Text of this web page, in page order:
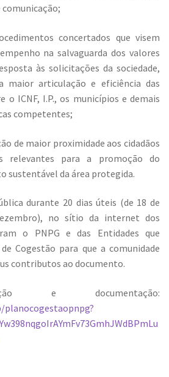
concertados que visem
na salvaguarda dos valores
às solicitações da sociedade,
maior articulação e eficiência das
o ICNF, I.P., os municípios e demais
competentes;
de maior proximidade aos cidadãos
relevantes para a promoção do
sustentável da área protegida.
durante 20 dias úteis (de 18 de
no sítio da internet dos
o PNPG e das Entidades que
Cogestão para que a comunidade
contributos ao documento.
e documentação: